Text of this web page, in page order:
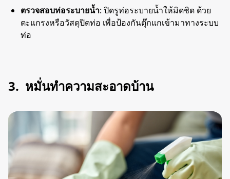
ตรวจสอบท่อระบายน้ำ: ปิดรูท่อระบายน้ำให้มิดชิด ด้วย
ตะแกรงหรือวัสดุปิดท่อ เพื่อป้องกันตุ๊กแกเข้ามาทางระบบ
ท่อ
3. หมั่นทำความสะอาดบ้าน